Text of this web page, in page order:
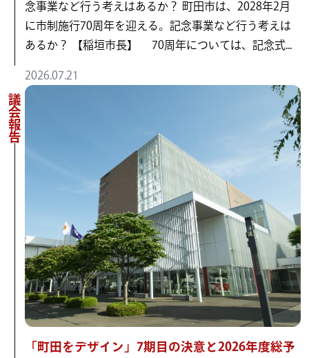
念事業など行う考えはあるか？ 町田市は、2028年2月
に市制施行70周年を迎える。記念事業など行う考えは
あるか？ 【稲垣市長】 70周年については、記念式...
2026.07.21
議会報告
「町田をデザイン」7期目の決意と2026年度総予